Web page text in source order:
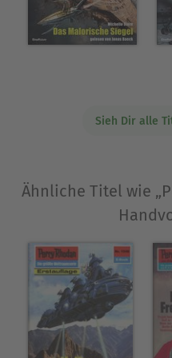
politischen Krisenfall
Solsystem bleibt
HANDVOLL TRAMP ...
Sieh Dir alle
Ähnliche Titel wie